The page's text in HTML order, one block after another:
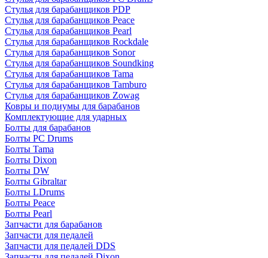
Стулья для барабанщиков PDP
Стулья для барабанщиков Peace
Стулья для барабанщиков Pearl
Стулья для барабанщиков Rockdale
Стулья для барабанщиков Sonor
Стулья для барабанщиков Soundking
Стулья для барабанщиков Tama
Стулья для барабанщиков Tamburo
Стулья для барабанщиков Zowag
Ковры и подиумы для барабанов
Комплектующие для ударных
Болты для барабанов
Болты PC Drums
Болты Tama
Болты Dixon
Болты DW
Болты Gibraltar
Болты LDrums
Болты Peace
Болты Pearl
Запчасти для барабанов
Запчасти для педалей
Запчасти для педалей DDS